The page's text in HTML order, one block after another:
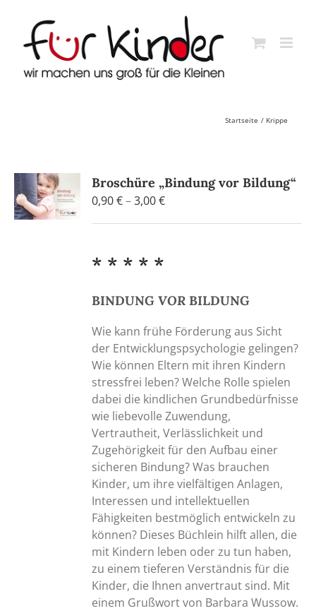
content
Startseite Krippe
Broschüre „Bindung vor Bildung“
0,90€–3,00€Preisspanne:
* * * * *
BINDUNGVOR BILDUNG
Wie kann frühe Förderung aus Sicht
der Entwicklungspsychologie gelingen?
Wie können Eltern mit ihren Kindern
stressfrei leben? Welche Rolle spielen
dabei die kindlichen Grundbedürfnisse
wie liebevolle Zuwendung,
Vertrautheit, Verlässlichkeit und
Zugehörigkeit für den Aufbau einer
sicheren Bindung? Was brauchen
Kinder, um ihre vielfältigen Anlagen,
Interessen und intellektuellen
Fähigkeiten bestmöglich entwickeln zu
können? Dieses Büchlein hilft allen, die
mit Kindern leben oder zu tun haben,
zu einem tieferen Verständnis für die
Kinder, die Ihnen anvertraut sind. Mit
einem Grußwort von Barbara Wussow.